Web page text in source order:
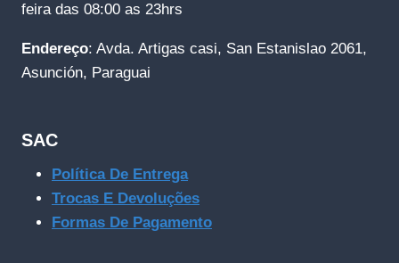
feira das 08:00 as 23hrs
Endereço: Avda. Artigas casi, San Estanislao 2061,
Asunción, Paraguai
SAC
Política De Entrega
Trocas E Devoluções
Formas De Pagamento